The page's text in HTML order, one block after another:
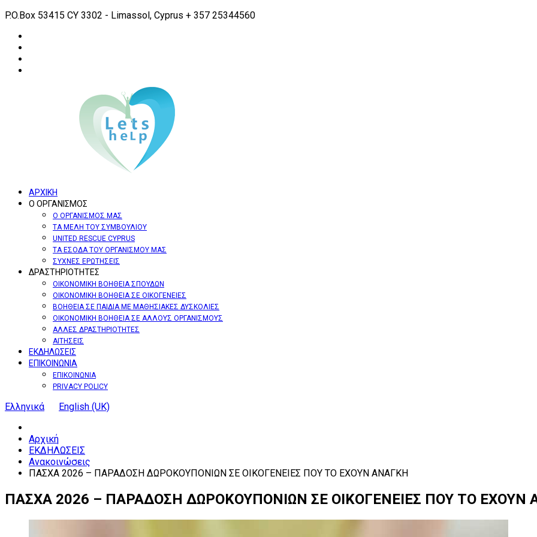
P.O.Box 53415 CY 3302 - Limassol, Cyprus + 357 25344560
ΑΡΧΙΚΗ
Ο ΟΡΓΑΝΙΣΜΟΣ
Ο ΟΡΓΑΝΙΣΜΟΣ ΜΑΣ
ΤΑ ΜΕΛΗ ΤΟΥ ΣΥΜΒΟΥΛΙΟΥ
UNITED RESCUE CYPRUS
ΤΑ ΕΣΟΔΑ ΤΟΥ ΟΡΓΑΝΙΣΜΟΥ ΜΑΣ
ΣΥΧΝΕΣ ΕΡΩΤΗΣΕΙΣ
ΔΡΑΣΤΗΡΙΟΤΗΤΕΣ
ΟΙΚΟΝΟΜΙΚΗ ΒΟΗΘΕΙΑ ΣΠΟΥΔΩΝ
ΟΙΚΟΝΟΜΙΚΗ ΒΟΗΘΕΙΑ ΣΕ ΟΙΚΟΓΕΝΕΙΕΣ
ΒΟΗΘΕΙΑ ΣΕ ΠΑΙΔΙΑ ΜΕ ΜΑΘΗΣΙΑΚΕΣ ΔΥΣΚΟΛΙΕΣ
ΟΙΚΟΝΟΜΙΚΗ ΒΟΗΘΕΙΑ ΣΕ ΑΛΛΟΥΣ ΟΡΓΑΝΙΣΜΟΥΣ
ΑΛΛΕΣ ΔΡΑΣΤΗΡΙΟΤΗΤΕΣ
ΑΙΤΗΣΕΙΣ
ΕΚΔΗΛΩΣΕΙΣ
ΕΠΙΚΟΙΝΩΝΙΑ
ΕΠΙΚΟΙΝΩΝΙΑ
PRIVACY POLICY
Ελληνικά English (UK)
Αρχική
ΕΚΔΗΛΩΣΕΙΣ
Ανακοινώσεις
ΠΑΣΧΑ 2026 – ΠΑΡΑΔΟΣΗ ΔΩΡΟΚΟΥΠΟΝΙΩΝ ΣΕ ΟΙΚΟΓΕΝΕΙΕΣ ΠΟΥ ΤΟ ΕΧΟΥΝ ΑΝΑΓΚΗ
ΠΑΣΧΑ 2026 – ΠΑΡΑΔΟΣΗ ΔΩΡΟΚΟΥΠΟΝΙΩΝ ΣΕ ΟΙΚΟΓΕΝΕΙΕΣ ΠΟΥ ΤΟ ΕΧΟΥΝ